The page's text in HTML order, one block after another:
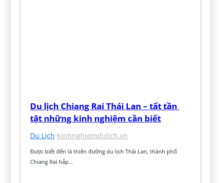
Du lịch Chiang Rai Thái Lan – tất tần
tật những kinh nghiệm cần biết
Du Lịch·Kinhnghiemdulich.vn
Được biết đến là thiên đường du lịch Thái Lan, thành phố
Chiang Rai hấp…